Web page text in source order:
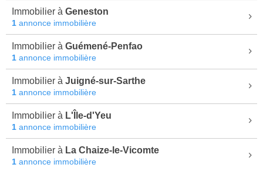
Immobilier à Geneston
1 annonce immobilière
Immobilier à Guémené-Penfao
1 annonce immobilière
Immobilier à Juigné-sur-Sarthe
1 annonce immobilière
Immobilier à L'Île-d'Yeu
1 annonce immobilière
Immobilier à La Chaize-le-Vicomte
1 annonce immobilière